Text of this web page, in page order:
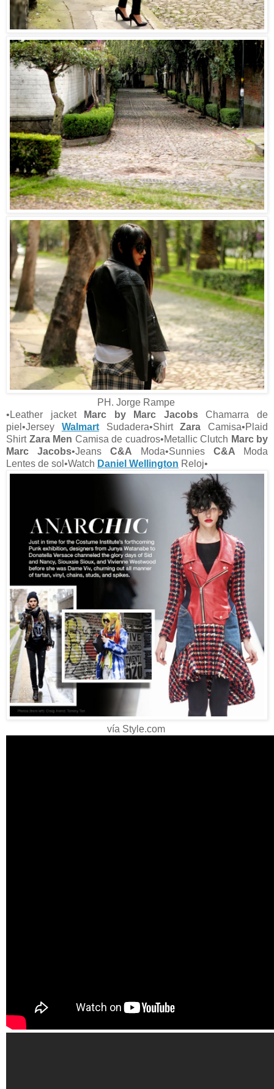
PH. Jorge Rampe
•Leather jacket
Marc by Marc JacobsChamarra de
piel•Jersey WalmartSudadera•ShirtZara Camisa•Plaid
Shirt Zara Men Camisa de cuadros•Metallic Clutch Marc by
Marc Jacobs•Jeans C&A Moda•Sunnies C&A
Moda
Lentes de sol•Watch Daniel Wellington Reloj•
vía Style.com